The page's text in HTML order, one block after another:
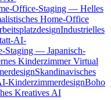
Office-Staging — Helles
Home-Office
Industrielles
AI-
Staging — Japanisch-
Kinderzimmer Virtual
Skandinavisches
KinderzimmerdesignBoho
Kreatives AI